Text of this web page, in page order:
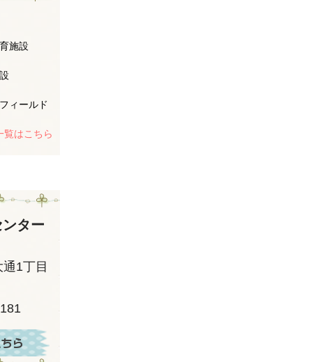
施設
ィールド
覧はこちら
ター
1丁目